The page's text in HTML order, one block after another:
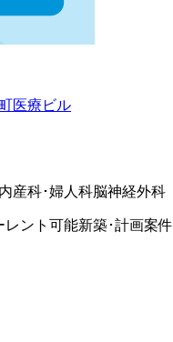
医療ビル
産科･婦人科脳神経外科
レント可能新築･計画案件